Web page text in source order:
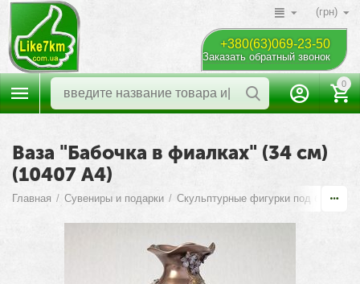
(грн)
+380(63)069-23-50
Заказать обратный звонок
0
Ваза "Бабочка в фиалках" (34 см)
(10407 A4)
Главная / Сувениры и подарки / Скульптурные фигурки под бронзу